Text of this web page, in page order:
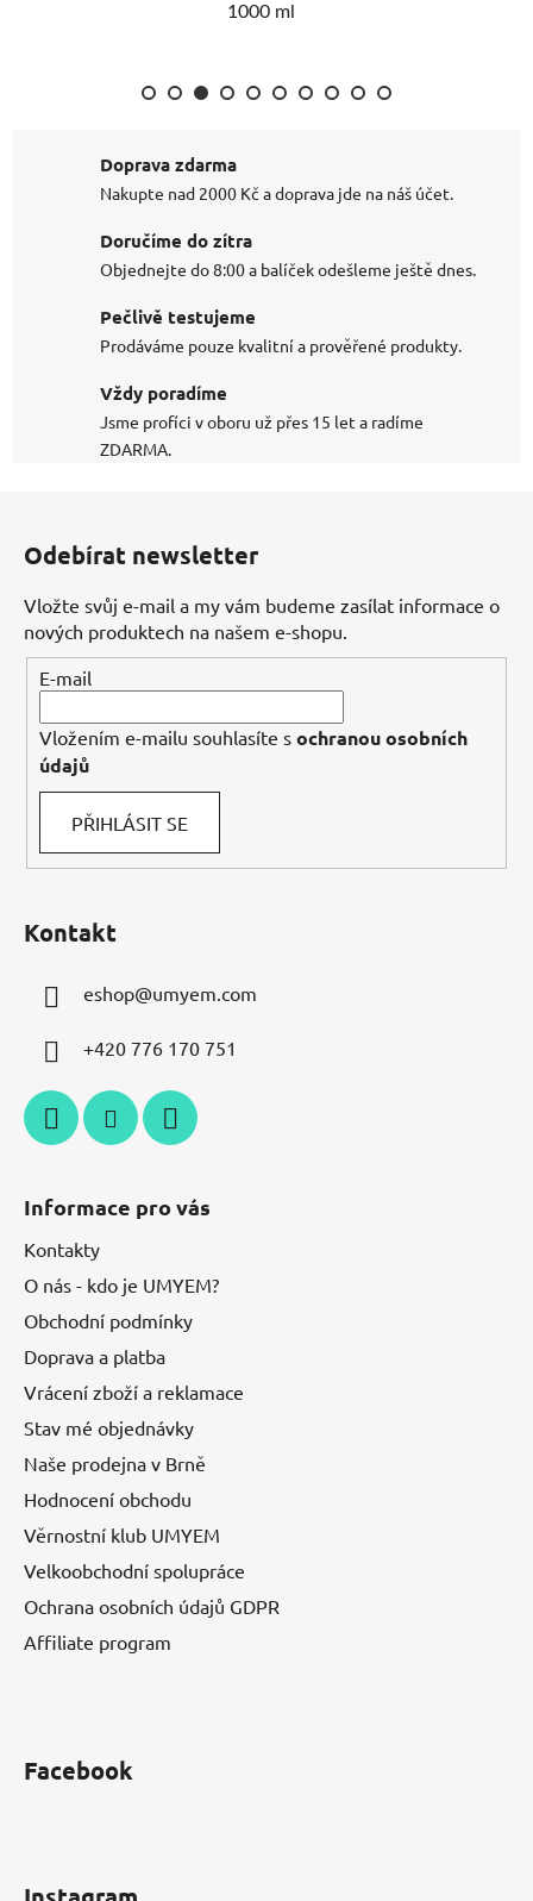
1000 ml
Doprava zdarma
Nakupte nad 2000 Kč a doprava jde na náš účet.
Doručíme do zítra
Objednejte do 8:00 a balíček odešleme ještě dnes.
Pečlivě testujeme
Prodáváme pouze kvalitní a prověřené produkty.
Vždy poradíme
Jsme profíci v oboru už přes 15 let a radíme
ZDARMA.
Odebírat newsletter
Vložte svůj e-mail a my vám budeme zasílat informace o
nových produktech na našem e-shopu.
E-mail
Vložením e-mailu souhlasíte s ochranou osobních
údajů
PŘIHLÁSIT SE
Kontakt
eshop@umyem.com
+420 776 170 751
Informace pro vás
Kontakty
O nás - kdo je UMYEM?
Obchodní podmínky
Doprava a platba
Vrácení zboží a reklamace
Stav mé objednávky
Naše prodejna v Brně
Hodnocení obchodu
Věrnostní klub UMYEM
Velkoobchodní spolupráce
Ochrana osobních údajů GDPR
Affiliate program
Facebook